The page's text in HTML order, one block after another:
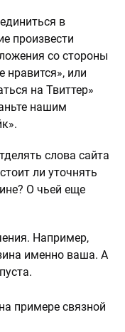
в
произвести
со стороны
нравится», или
на Твиттер»
нашим
слова сайта
ли уточнять
О чьей еще
Например,
именно ваша. А